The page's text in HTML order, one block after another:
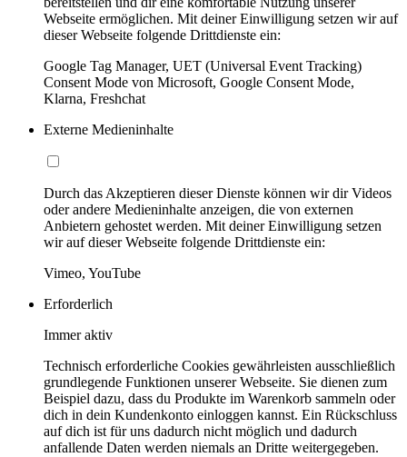
Webseite ermöglichen. Mit deiner Einwilligung setzen wir auf
dieser Webseite folgende Drittdienste ein:
Google Tag Manager, UET (Universal Event Tracking)
Consent Mode von Microsoft, Google Consent Mode,
Klarna, Freshchat
Externe Medieninhalte
Durch das Akzeptieren dieser Dienste können wir dir Videos
oder andere Medieninhalte anzeigen, die von externen
Anbietern gehostet werden. Mit deiner Einwilligung setzen
wir auf dieser Webseite folgende Drittdienste ein:
Vimeo, YouTube
Erforderlich
Immer aktiv
Technisch erforderliche Cookies gewährleisten ausschließlich
grundlegende Funktionen unserer Webseite. Sie dienen zum
Beispiel dazu, dass du Produkte im Warenkorb sammeln oder
dich in dein Kundenkonto einloggen kannst. Ein Rückschluss
auf dich ist für uns dadurch nicht möglich und dadurch
anfallende Daten werden niemals an Dritte weitergegeben.